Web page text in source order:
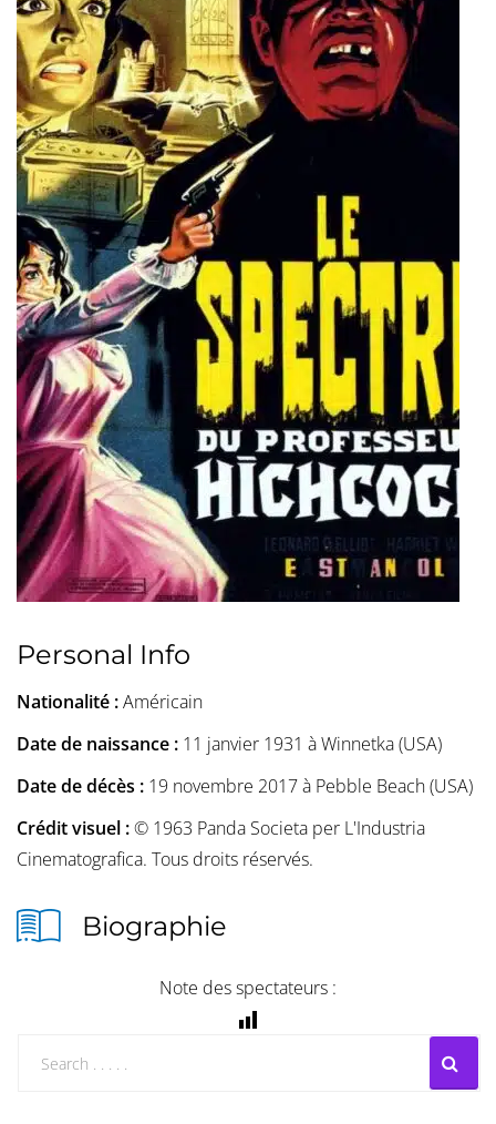
Personal Info
Nationalité :Américain
Date de naissance : 11 janvier 1931 à Winnetka (USA)
Date de décès : 19 novembre 2017 à Pebble Beach (USA)
Crédit visuel :© 1963 Panda Societa per L'Industria
Cinematografica. Tous droits réservés.
Biographie
Note des spectateurs :